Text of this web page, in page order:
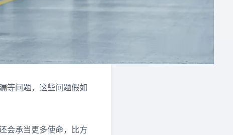
等问题，这些问题假如
会承当更多使命，比方